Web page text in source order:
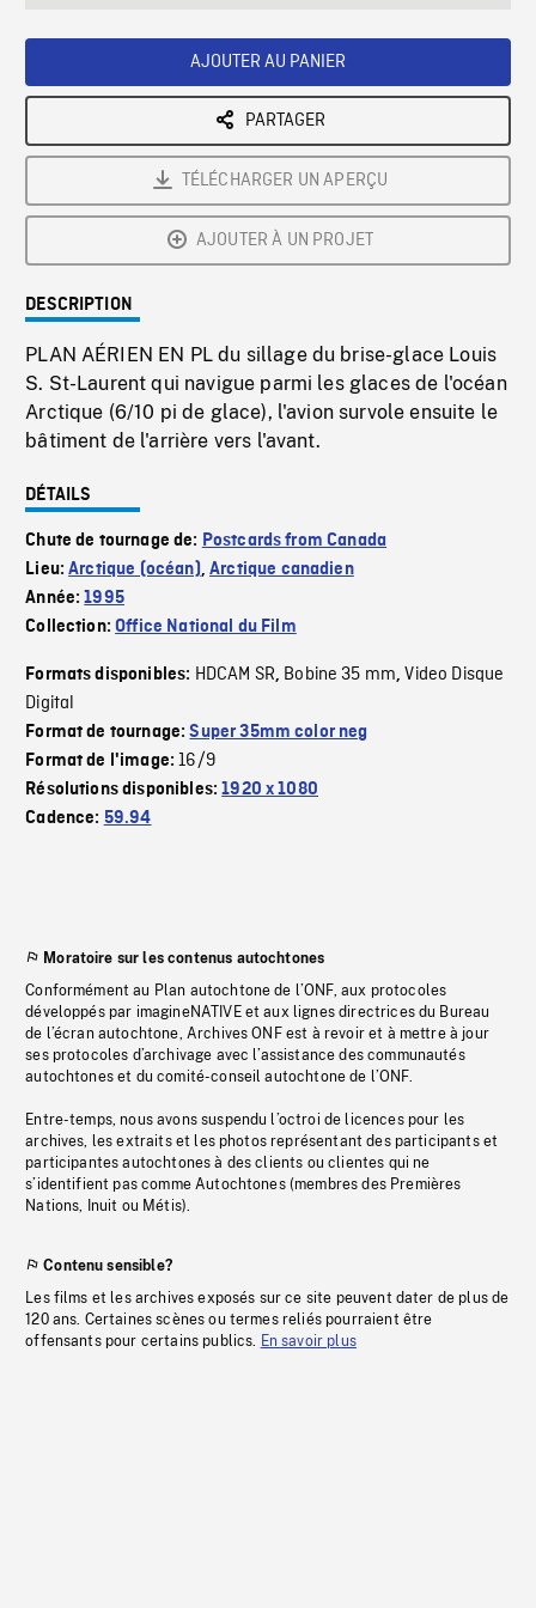
AJOUTER AU PANIER
PARTAGER
TÉLÉCHARGER UN APERÇU
AJOUTER À UN PROJET
DESCRIPTION
PLAN AÉRIEN EN PL du sillage du brise-glace Louis
S. St-Laurent qui navigue parmi les glaces de l'océan
Arctique (6/10 pi de glace), l'avion survole ensuite le
bâtiment de l'arrière vers l'avant.
DÉTAILS
Chute de tournage de: Postcards from Canada
Lieu:Arctique (océan),Arctique canadien
Année:1995
Collection:Office National du Film
Formats disponibles: HDCAM SR, Bobine 35 mm,Video Disque
Digital
Format de tournage:Super 35mm color neg
Format de l'image:16/9
Résolutions disponibles:1920 x 1080
Cadence: 59.94
Moratoire sur les contenus autochtones
Conformément au Plan autochtone de l’ONF, aux protocoles
développés par imagineNATIVE et aux lignes directrices du Bureau
de l’écran autochtone, Archives ONF est à revoir et à mettre à jour
ses protocoles d’archivage avec l’assistance des communautés
autochtones et du comité-conseil autochtone de l’ONF.
Entre-temps, nous avons suspendu l’octroi de licences pour les
archives, les extraits et les photos représentant des participants et
participantes autochtones à des clients ou clientes qui ne
s’identifient pas comme Autochtones (membres des Premières
Nations, Inuit ou Métis).
Contenu sensible?
Les films et les archives exposés sur ce site peuvent dater de plus de
120 ans. Certaines scènes ou termes reliés pourraient être
offensants pour certains publics. En savoir plus